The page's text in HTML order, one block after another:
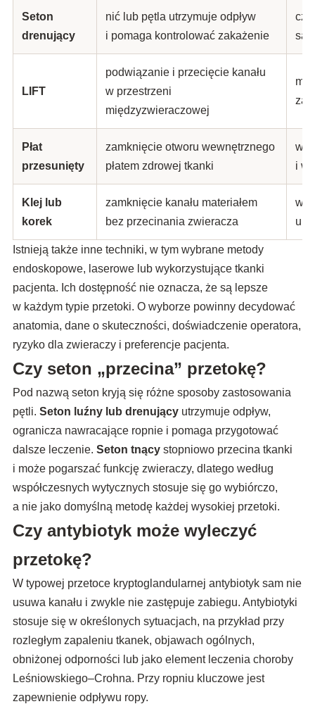
Seton
drenujący
nić lub pętla utrzymuje odpływ
i pomaga kontrolować zakażenie
LIFT
podwiązanie i przecięcie kanału
w przestrzeni
międzyzwieraczowej
Płat
przesunięty
zamknięcie otworu wewnętrznego
płatem zdrowej tkanki
i
Klej lub
korek
zamknięcie kanału materiałem
bez przecinania zwieracza
Istnieją także inne techniki, w tym wybrane metody
endoskopowe, laserowe lub wykorzystujące tkanki
pacjenta. Ich dostępność nie oznacza, że są lepsze
w każdym typie przetoki. O wyborze powinny decydować
anatomia, dane o skuteczności, doświadczenie operatora,
ryzyko dla zwieraczy i preferencje pacjenta.
Czy seton „przecina” przetokę?
Pod nazwą seton kryją się różne sposoby zastosowania
pętli. Seton luźny lub drenującyutrzymuje odpływ,
ogranicza nawracające ropnie i pomaga przygotować
dalsze leczenie. Seton tnącystopniowo przecina tkanki
i może pogarszać funkcję zwieraczy, dlatego według
współczesnych wytycznych stosuje się go wybiórczo,
a nie jako domyślną metodę każdej wysokiej przetoki.
Czy antybiotyk może wyleczyć
przetokę?
W typowej przetoce kryptoglandularnej antybiotyk sam nie
usuwa kanału i zwykle nie zastępuje zabiegu. Antybiotyki
stosuje się w określonych sytuacjach, na przykład przy
rozległym zapaleniu tkanek, objawach ogólnych,
obniżonej odporności lub jako element leczenia choroby
Leśniowskiego–Crohna. Przy ropniu kluczowe jest
zapewnienie odpływu ropy.